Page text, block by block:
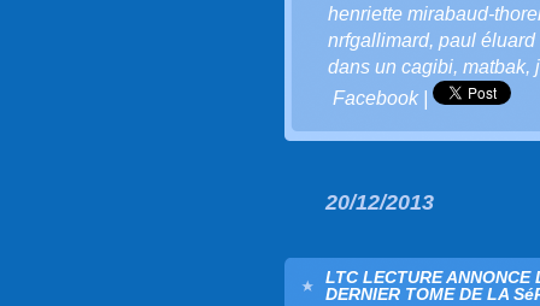
henriette mirabaud-
nrfgallimard, paul éluard
dans un cagibi, matbak,
Facebook|
20/12/2013
LTC LECTURE
DERNIER TOME DE LA